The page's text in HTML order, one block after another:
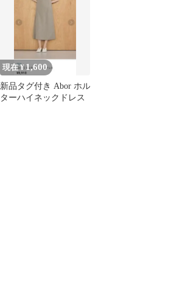
現在 ¥ 1,600
新品タグ付き Abor ホル
ターハイネックドレス